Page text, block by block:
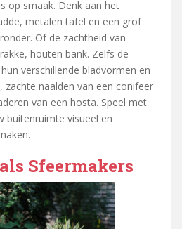
op smaak. Denk aan het
metalen tafel en een grof
Of de zachtheid van
houten bank. Zelfs de
verschillende bladvormen en
zachte naalden van een conifeer
van een hosta. Speel met
buitenruimte visueel en
Sfeermakers